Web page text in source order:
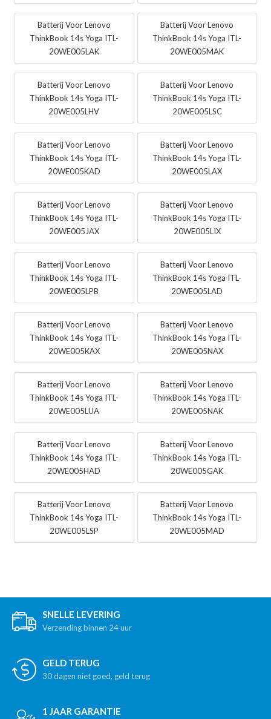
Batterij Voor Lenovo
ThinkBook 14s Yoga ITL-
20WE005LAK
Batterij Voor Lenovo
ThinkBook 14s Yoga ITL-
20WE005MAK
Batterij Voor Lenovo
ThinkBook 14s Yoga ITL-
20WE005LHV
Batterij Voor Lenovo
ThinkBook 14s Yoga ITL-
20WE005LSC
Batterij Voor Lenovo
ThinkBook 14s Yoga ITL-
20WE005KAD
Batterij Voor Lenovo
ThinkBook 14s Yoga ITL-
20WE005LAX
Batterij Voor Lenovo
ThinkBook 14s Yoga ITL-
20WE005JAX
Batterij Voor Lenovo
ThinkBook 14s Yoga ITL-
20WE005LIX
Batterij Voor Lenovo
ThinkBook 14s Yoga ITL-
20WE005LPB
Batterij Voor Lenovo
ThinkBook 14s Yoga ITL-
20WE005LAD
Batterij Voor Lenovo
ThinkBook 14s Yoga ITL-
20WE005KAX
Batterij Voor Lenovo
ThinkBook 14s Yoga ITL-
20WE005NAX
Batterij Voor Lenovo
ThinkBook 14s Yoga ITL-
20WE005LUA
Batterij Voor Lenovo
ThinkBook 14s Yoga ITL-
20WE005NAK
Batterij Voor Lenovo
ThinkBook 14s Yoga ITL-
20WE005HAD
Batterij Voor Lenovo
ThinkBook 14s Yoga ITL-
20WE005GAK
Batterij Voor Lenovo
ThinkBook 14s Yoga ITL-
20WE005LSP
Batterij Voor Lenovo
ThinkBook 14s Yoga ITL-
20WE005MAD
SNELLE LEVERING
Verzending binnen 24 uur
GELD TERUG
30 dagen niet goed, geld terug
1 JAAR GARANTIE